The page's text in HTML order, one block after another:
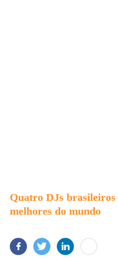
Quatro DJs brasileiros
melhores do mundo